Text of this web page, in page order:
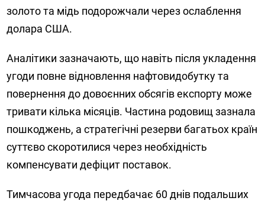
золото та мідь подорожчали через ослаблення
долара США.
Аналітики зазначають, що навіть після укладення
угоди повне відновлення нафтовидобутку та
повернення до довоєнних обсягів експорту може
тривати кілька місяців. Частина родовищ зазнала
пошкоджень, а стратегічні резерви багатьох країн
суттєво скоротилися через необхідність
компенсувати дефіцит поставок.
Тимчасова угода передбачає 60 днів подальших